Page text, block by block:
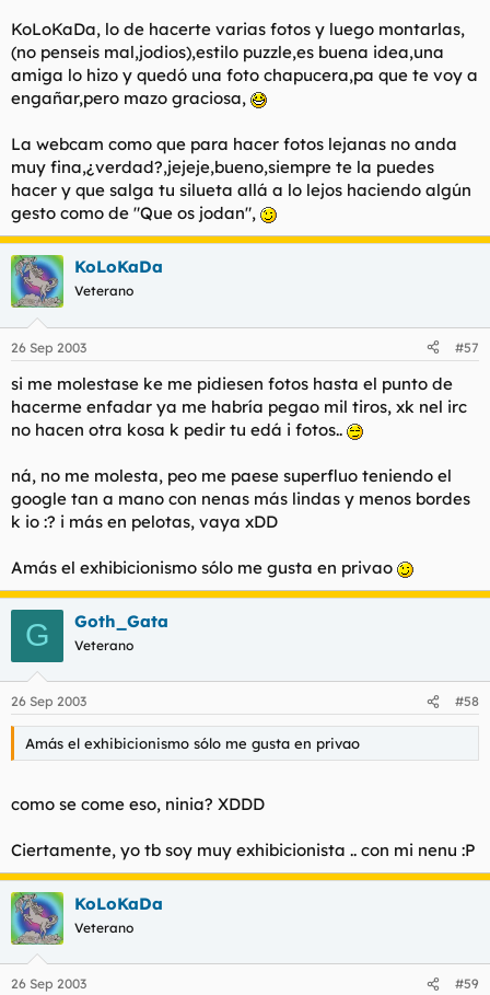
KoLoKaDa, lo de hacerte varias fotos y luego montarlas,
(no penseis mal,jodios),estilo puzzle,es buena idea,una
amiga lo hizo y quedó una foto chapucera,pa que te voy a
engañar,pero mazo graciosa,
La webcam como que para hacer fotos lejanas no anda
muy fina,¿verdad?,jejeje,bueno,siempre te la puedes
hacer y que salga tu silueta allá a lo lejos haciendo algún
gesto como de "Que os jodan",
KoLoKaDa
Veterano
26 Sep 2003 #57
si me molestase ke me pidiesen fotos hasta el punto de
hacerme enfadar ya me habría pegao mil tiros, xk nel irc
no hacen otra kosa k pedir tu edá i fotos..
ná, no me molesta, peo me paese superfluo teniendo el
google tan a mano con nenas más lindas y menos bordes
k io :? i más en pelotas, vaya xDD
Amás el exhibicionismo sólo me gusta en privao
G Goth_Gata
Veterano
26 Sep 2003 #58
Amás el exhibicionismo sólo me gusta en privao
como se come eso, ninia? XDDD
Ciertamente, yo tb soy muy exhibicionista .. con mi nenu :P
KoLoKaDa
Veterano
26 Sep 2003 #59